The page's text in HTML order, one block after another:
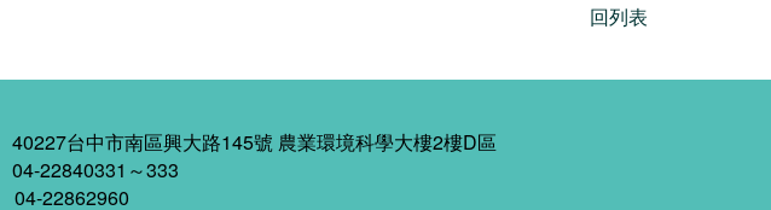
回列表
40227台中市南區興大路145號 農業環境科學大樓2樓D區
04-22840331～333
04-22862960